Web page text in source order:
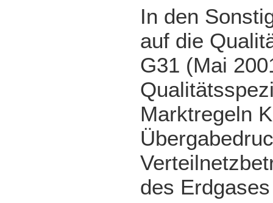
In den
auf die
G31 (Mai
Marktregeln
des